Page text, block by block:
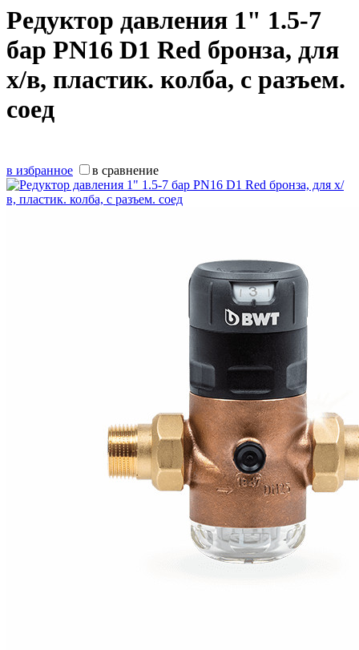
Редуктор давления 1" 1.5-7
бар PN16 D1 Red бронза, для
х/в, пластик. колба, с разъем.
соед
в избранное в сравнение